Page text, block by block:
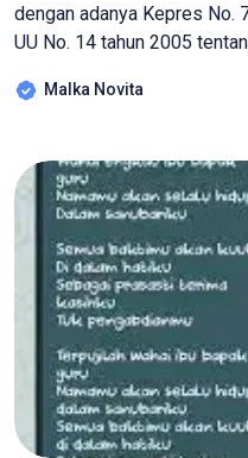
dengan adanya Kepres No.
UU No. 14 tahun 2005
Guru Republik Indonesia
lho! […]
Malka Novita